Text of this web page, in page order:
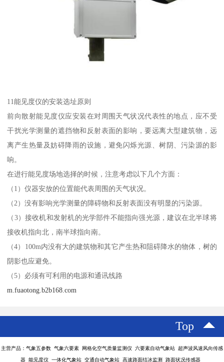
11能见度仪的安装选址原则
前向散射能见度仪应安装在对周围天气状况代表性的地点，应不受
干扰光学测量的遮挡物和反射表面的影响，要远离大型建筑物，远
离产生热量及妨碍降雨的设施，避免闪烁光源、树阴、污染源的影
响。
在进行能见度场地选择的时候，注意考虑以下几个方面：
（1）仪器安放的位置能代表周围的天气状况。
（2）没有影响光学测量的障碍物和反射表面没有明显的污染源。
（3）接收机和发射机的光学部件不能指向强光源，建议在北半球将
接收机指向北，南半球指向南。
（4）100m内没有大的建筑物和其它产生热和阻碍降水的物体，树的
阴影也应避免。
（5）必须有可利用的电源和通讯线路
m.fuaotong.b2b168.com
Top
主营产品：气象五参数 气象六要素 网格化空气质量监测仪 六要素自动气象站 超声波风速风向传感
器 能见度仪 一体化气象站 交通自动气象站 高速路面结冰监测 路面状况传感器